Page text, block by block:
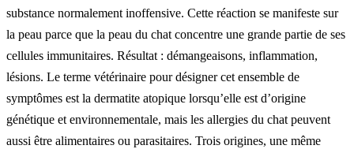
substance normalement inoffensive. Cette réaction se manifeste sur
la peau parce que la peau du chat concentre une grande partie de ses
cellules immunitaires. Résultat : démangeaisons, inflammation,
lésions. Le terme vétérinaire pour désigner cet ensemble de
symptômes est la dermatite atopique lorsqu’elle est d’origine
génétique et environnementale, mais les allergies du chat peuvent
aussi être alimentaires ou parasitaires. Trois origines, une même